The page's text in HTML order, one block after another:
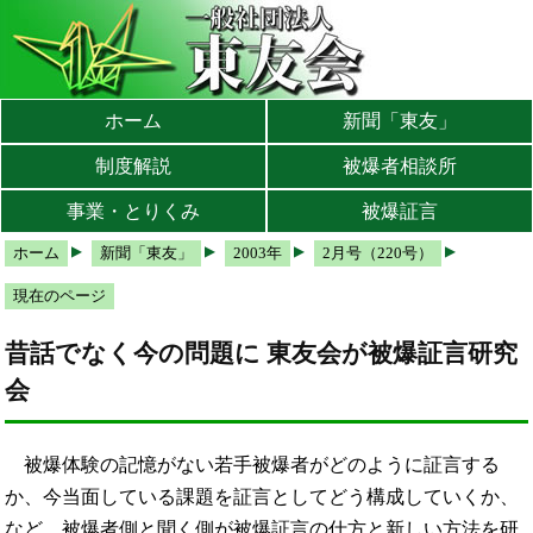
メインメニューへ
サブメニューへ
現在地ナビ（パンくずリスト）へ
ホーム 新聞「東友」
制度解説 被爆者相談所
事業・とりくみ 被爆証言
ホーム 新聞「東友」 2003年 2月号（220号）
現在のページ
昔話でなく今の問題に 東友会が被爆証言研究
会
被爆体験の記憶がない若手被爆者がどのように証言する
か、今当面している課題を証言としてどう構成していくか、
など、被爆者側と聞く側が被爆証言の仕方と新しい方法を研